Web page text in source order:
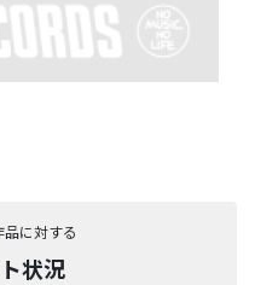
品に対する
状況